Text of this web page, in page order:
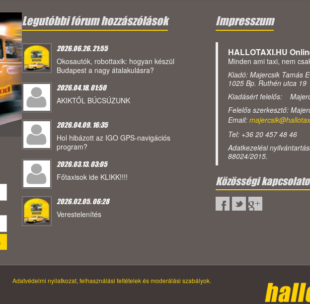
Legutóbbi fórum hozzászólások
2026.06.26. 21:55
Okosautók, robottaxik: hogyan készül
Budapest a nagy átalakulásra?
2026.04.18. 01:50
AKIKTŐL BÚCSÚZUNK
2026.04.09. 16:35
Hol hibázott az IGO GPS-navigációs
program?
2026.03.13. 03:05
Főtaxisok ide KLIKK!!!!
2026.02.05. 06:28
Verestelenítés
Impresszum
HALLOTAXI.HU
Minden ami taxi, nem
Kiadó: Majercsik Tamás
1025 Bp. Ruthén utca 19
Kiadásért felelős:
Felelős szerkesztő:
Email:
Tel: +36 20 457 48 46
Adatkezelési
88024/2015.
Közösségi
Adatvédelmi nyilatkozat, felhasználási feltételek és moderálási szabályok.